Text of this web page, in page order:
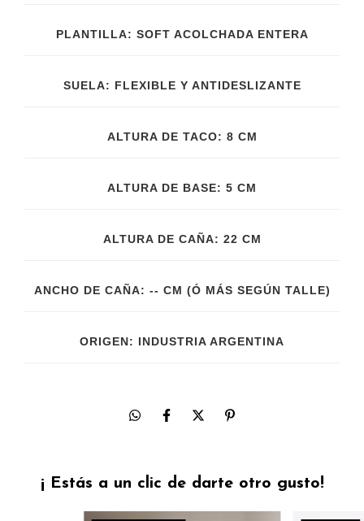
PLANTILLA: SOFT ACOLCHADA ENTERA
SUELA: FLEXIBLE Y ANTIDESLIZANTE
ALTURA DE TACO: 8 CM
ALTURA DE BASE: 5 CM
ALTURA DE CAÑA: 22 CM
ANCHO DE CAÑA: -- CM (Ó MÁS SEGÚN TALLE)
ORIGEN: INDUSTRIA ARGENTINA
¡ Estás a un clic de darte otro gusto!